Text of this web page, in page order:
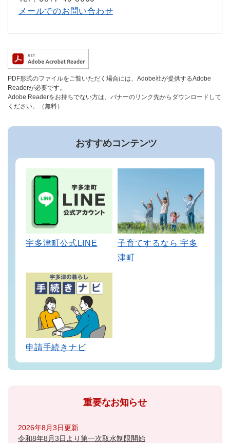
メールでのお問い合わせ
PDF形式のファイルをご覧いただく場合には、Adobe社が提供するAdobe
Readerが必要です。
Adobe Readerをお持ちでない方は、バナーのリンク先からダウンロードして
ください。（無料）
おすすめコンテンツ
宇多津町公式LINE
子育てするなら 宇多
津町
申請手続きナビ
重要なお知らせ
2026年8月3日更新
令和8年8月3日より第一次取水制限開始